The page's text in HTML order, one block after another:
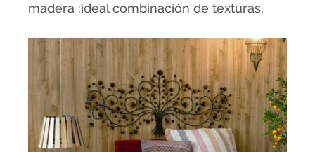
madera :ideal combinación de texturas.